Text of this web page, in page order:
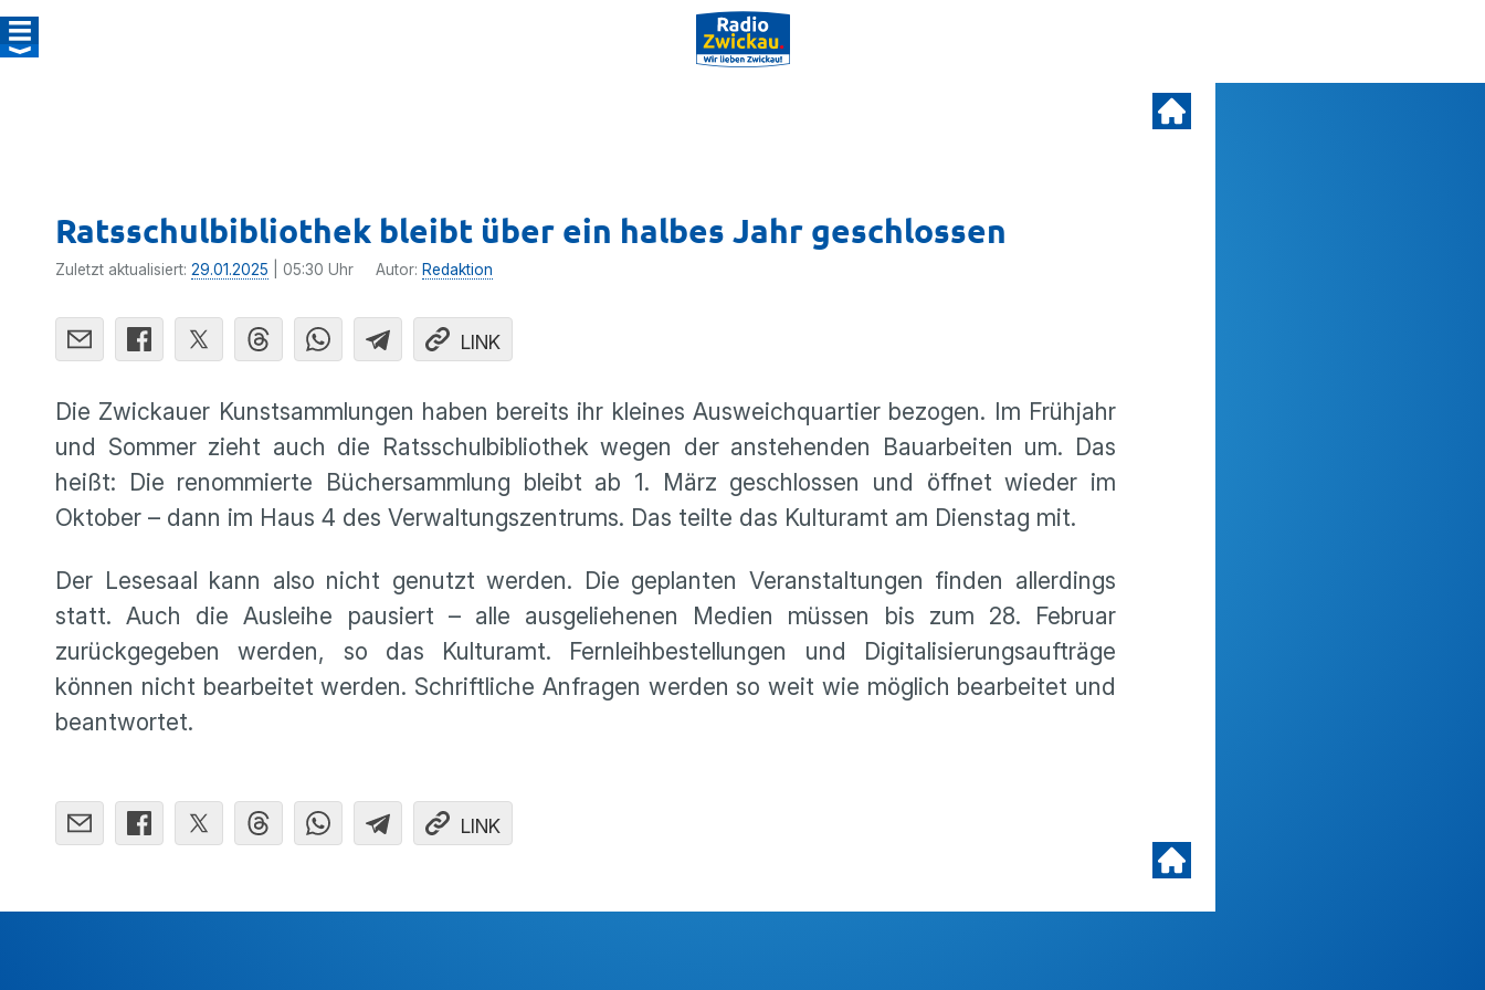
Ratsschulbibliothek bleibt über ein halbes Jahr geschlossen
Zuletzt aktualisiert: 29.01.2025 | 05:30 Uhr Autor: Redaktion
LINK
Die Zwickauer Kunstsammlungen haben bereits ihr kleines Ausweichquartier bezogen. Im Frühjahr
und Sommer zieht auch die Ratsschulbibliothek wegen der anstehenden Bauarbeiten um. Das
heißt: Die renommierte Büchersammlung bleibt ab 1. März geschlossen und öffnet wieder im
Oktober – dann im Haus 4 des Verwaltungszentrums. Das teilte das Kulturamt am Dienstag mit.
Der Lesesaal kann also nicht genutzt werden. Die geplanten Veranstaltungen finden allerdings
statt. Auch die Ausleihe pausiert – alle ausgeliehenen Medien müssen bis zum 28. Februar
zurückgegeben werden, so das Kulturamt. Fernleihbestellungen und Digitalisierungsaufträge
können nicht bearbeitet werden. Schriftliche Anfragen werden so weit wie möglich bearbeitet und
beantwortet.
LINK